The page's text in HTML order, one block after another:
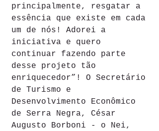
principalmente, resgatar a
essência que existe em cada
um de nós! Adorei a
iniciativa e quero
continuar fazendo parte
desse projeto tão
enriquecedor”! O Secretário
de Turismo e
Desenvolvimento Econômico
de Serra Negra, César
Augusto Borboni - o Nei,